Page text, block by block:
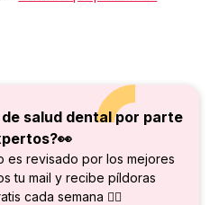
salud dental por parte
es revisado por los mejores
tu mail y recibe píldoras
cada semana 👇🏻